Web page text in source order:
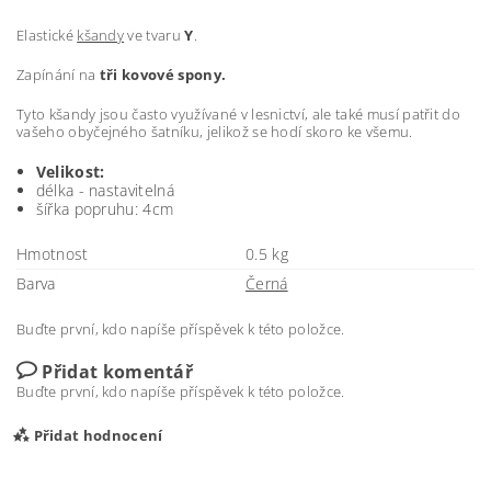
Elastické kšandyve tvaruY.
Zapínání na tři kovové spony.
Tyto kšandy jsou často využívané v lesnictví, ale také musí patřit do
vašeho obyčejného šatníku, jelikož se hodí skoro ke všemu.
Velikost:
délka - nastavitelná
šířka popruhu: 4cm
Hmotnost
0.5 kg
Barva
Černá
Buďte první, kdo napíše příspěvek k této položce.
Přidat komentář
Buďte první, kdo napíše příspěvek k této položce.
Přidat hodnocení